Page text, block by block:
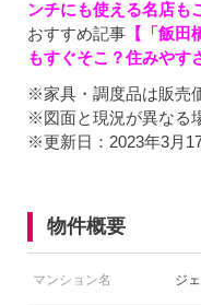
ンチにも使える名店も
おすすめ記事 【「飯
もすぐそこ？住みやす
※家具・調度品は販売
※図面と現況が異なる
※更新日：2023年3月
物件概要
マンション名 ジ